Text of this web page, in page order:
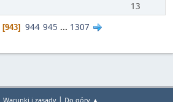
13
943 944 945 ... 1307
Warunki i zasady Do góry ▲